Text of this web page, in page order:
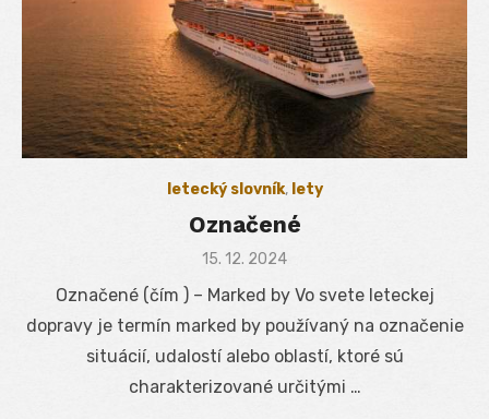
letecký slovník, lety
Označené
Posted
15. 12. 2024
Označené (čím ) – Marked by Vo svete leteckej
dopravy je termín marked by používaný na označenie
situácií, udalostí alebo oblastí, ktoré sú
charakterizované určitými …